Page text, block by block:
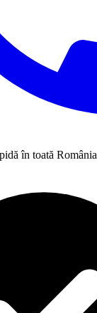
în toată România